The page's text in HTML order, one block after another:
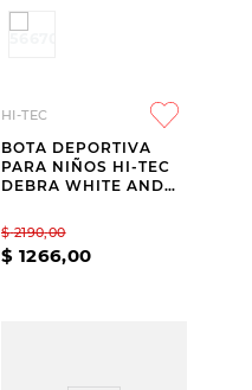
HI-TEC
BOTA DEPORTIVA
PARA NIÑOS HI-TEC
DEBRA WHITE AND
$ 2190,00
$ 1266,00